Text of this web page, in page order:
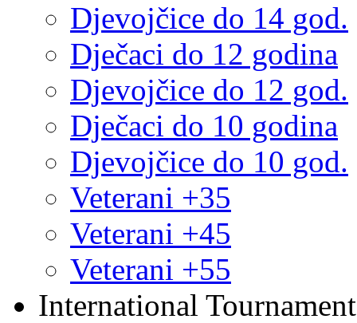
Djevojčice do 14 god.
Dječaci do 12 godina
Djevojčice do 12 god.
Dječaci do 10 godina
Djevojčice do 10 god.
Veterani +35
Veterani +45
Veterani +55
International